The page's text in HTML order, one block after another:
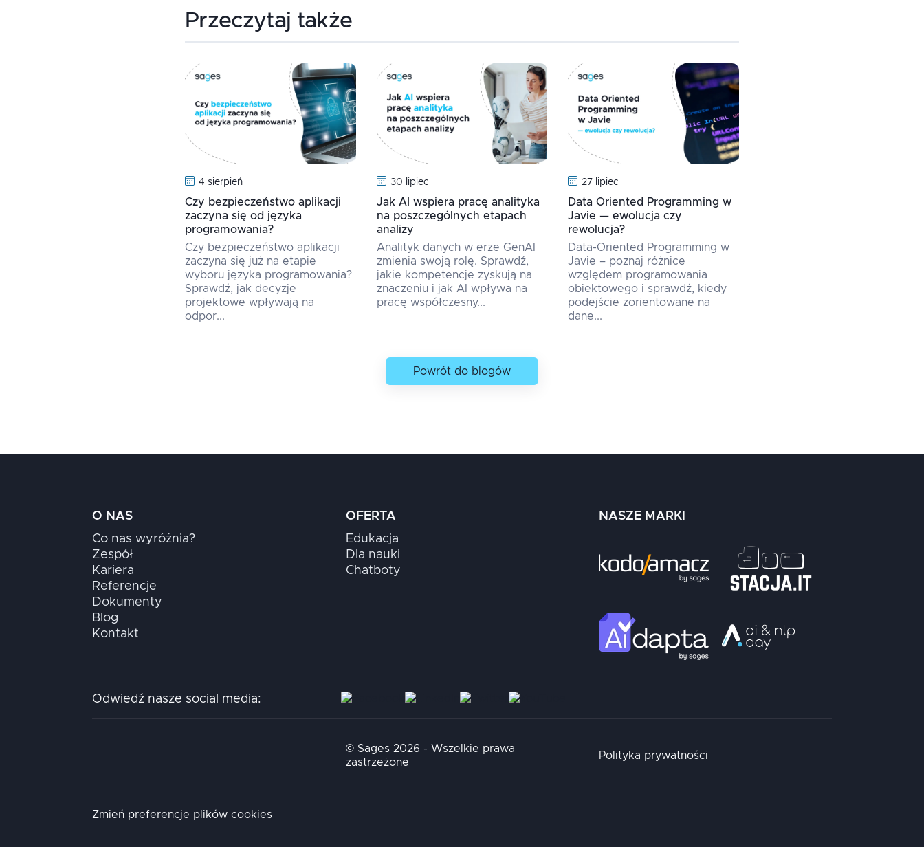
Przeczytaj także
4 sierpień
Czy bezpieczeństwo aplikacji
zaczyna się od języka
programowania?
Czy bezpieczeństwo aplikacji
zaczyna się już na etapie
wyboru języka programowania?
Sprawdź, jak decyzje
projektowe wpływają na
odpor...
30 lipiec
Jak AI wspiera pracę analityka
na poszczególnych etapach
analizy
Analityk danych w erze GenAI
zmienia swoją rolę. Sprawdź,
jakie kompetencje zyskują na
znaczeniu i jak AI wpływa na
pracę współczesny...
27 lipiec
Data Oriented Programming w
Javie — ewolucja czy
rewolucja?
Data-Oriented Programming w
Javie – poznaj różnice
względem programowania
obiektowego i sprawdź, kiedy
podejście zorientowane na
dane...
Powrót do blogów
O NAS
Co nas wyróżnia?
Zespół
Kariera
Referencje
Dokumenty
Blog
Kontakt
OFERTA
Edukacja
Dla nauki
Chatboty
NASZE MARKI
Odwiedź nasze social media:
© Sages 2026 - Wszelkie prawa
zastrzeżone
Polityka prywatności
Zmień preferencje plików cookies